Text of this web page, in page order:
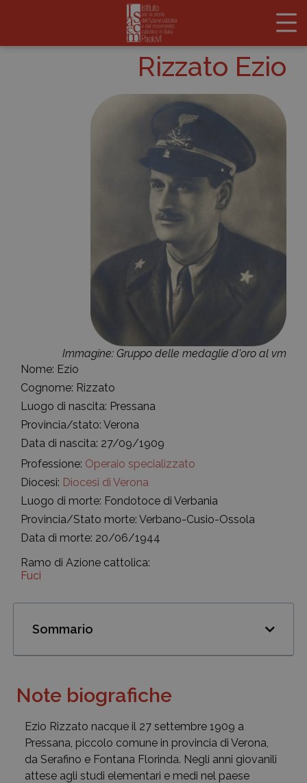
Rizzato Ezio
Immagine: Gruppo delle medaglie d'oro al vm
Nome: Ezio
Cognome: Rizzato
Luogo di nascita: Pressana
Provincia/stato: Verona
Data di nascita: 27/09/1909
Professione: Operaio specializzato
Diocesi: Diocesi di Verona
Luogo di morte: Fondotoce di Verbania
Provincia/Stato morte: Verbano-Cusio-Ossola
Data di morte: 20/06/1944
Ramo di Azione cattolica:
Fuci
Sommario
Note biografiche
Ezio Rizzato nacque il 27 settembre 1909 a
Pressana, piccolo comune in provincia di Verona,
da Serafino e Fontana Florinda. Negli anni giovanili
attese agli studi elementari e medi nel paese